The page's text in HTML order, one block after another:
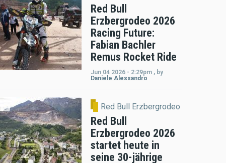
Red Bull
Erzbergrodeo 2026
Racing Future:
Fabian Bachler
Remus Rocket Ride
Jun 04 2026 - 2:29pm , by
Daniele Alessandro
Red Bull Erzbergrodeo
Red Bull
Erzbergrodeo 2026
startet heute in
seine 30-jährige